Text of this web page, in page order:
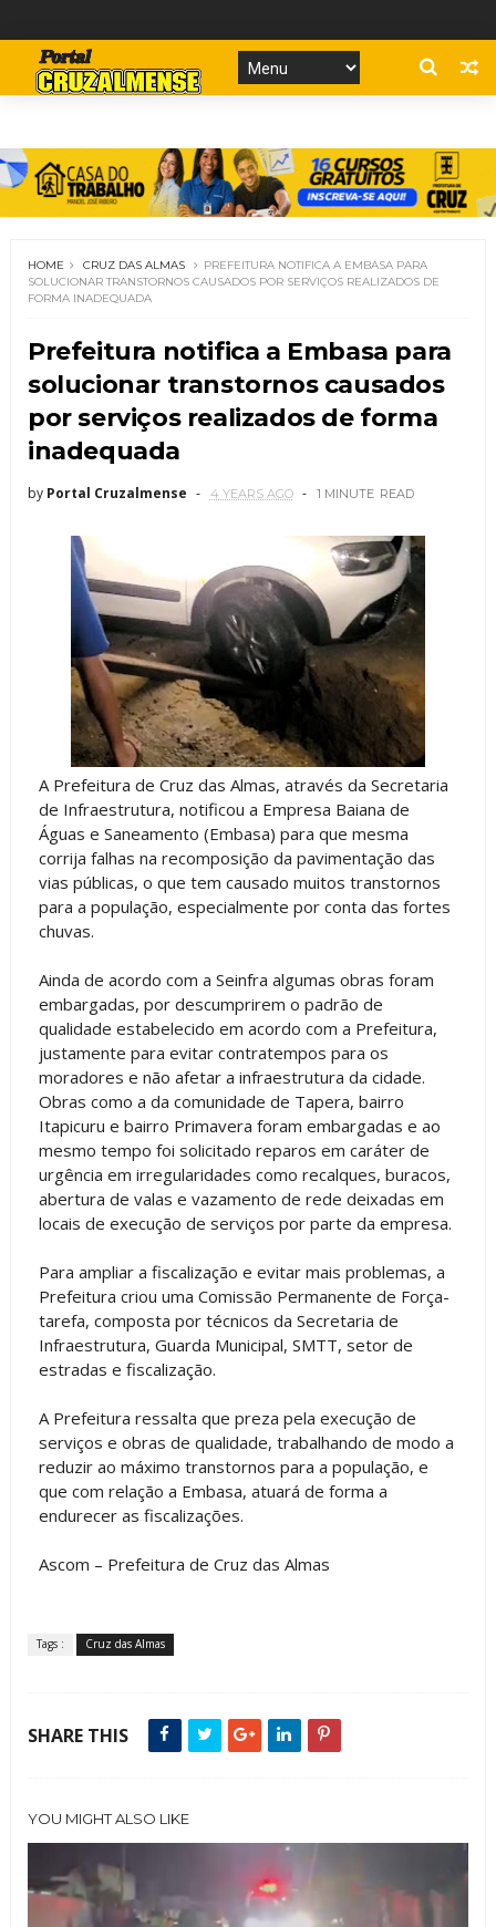
HOME CRUZ DAS ALMAS
PREFEITURA NOTIFICA A EMBASA PARA
SOLUCIONAR TRANSTORNOS CAUSADOS POR SERVIÇOS REALIZADOS DE
FORMA INADEQUADA
Prefeitura notifica a Embasa para
solucionar transtornos causados
por serviços realizados de forma
inadequada
by Portal Cruzalmense 4 YEARS AGO 1 MINUTE READ
A Prefeitura de Cruz das Almas, através da Secretaria
de Infraestrutura, notificou a Empresa Baiana de
Águas e Saneamento (Embasa) para que mesma
corrija falhas na recomposição da pavimentação das
vias públicas, o que tem causado muitos transtornos
para a população, especialmente por conta das fortes
chuvas.
Ainda de acordo com a Seinfra algumas obras foram
embargadas, por descumprirem o padrão de
qualidade estabelecido em acordo com a Prefeitura,
justamente para evitar contratempos para os
moradores e não afetar a infraestrutura da cidade.
Obras como a da comunidade de Tapera, bairro
Itapicuru e bairro Primavera foram embargadas e ao
mesmo tempo foi solicitado reparos em caráter de
urgência em irregularidades como recalques, buracos,
abertura de valas e vazamento de rede deixadas em
locais de execução de serviços por parte da empresa.
Para ampliar a fiscalização e evitar mais problemas, a
Prefeitura criou uma Comissão Permanente de Força-
tarefa, composta por técnicos da Secretaria de
Infraestrutura, Guarda Municipal, SMTT, setor de
estradas e fiscalização.
A Prefeitura ressalta que preza pela execução de
serviços e obras de qualidade, trabalhando de modo a
reduzir ao máximo transtornos para a população, e
que com relação a Embasa, atuará de forma a
endurecer as fiscalizações.
Ascom – Prefeitura de Cruz das Almas
Tags : Cruz das Almas
SHARE THIS
YOU MIGHT ALSO LIKE